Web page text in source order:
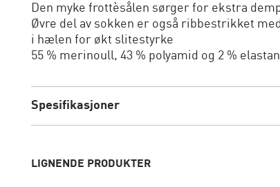
Den myke frottèsålen sørger for ekstra
Øvre del av sokken er også ribbestrikket
i hælen for økt slitestyrke
55 % merinoull, 43 % polyamid og 2 % elastan
Spesifikasjoner
LIGNENDE PRODUKTER